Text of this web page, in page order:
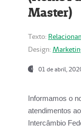
Master)
Texto:
Design:
01 de abril,
Informamos o
atendimentos
Intercâmbio